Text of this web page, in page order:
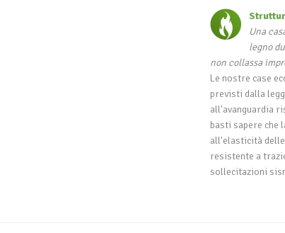
Una
legno
non collassa
Le nostre case
previsti dalla
all'avanguardia
basti sapere che
all'elasticità
resistente a
sollecitazioni